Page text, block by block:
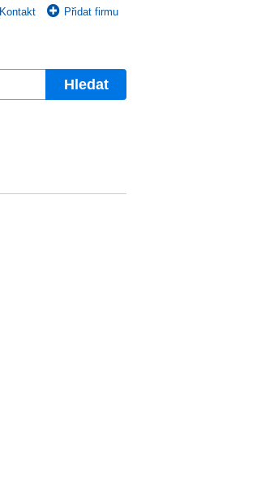
Kontakt Přidat firmu
Hledat